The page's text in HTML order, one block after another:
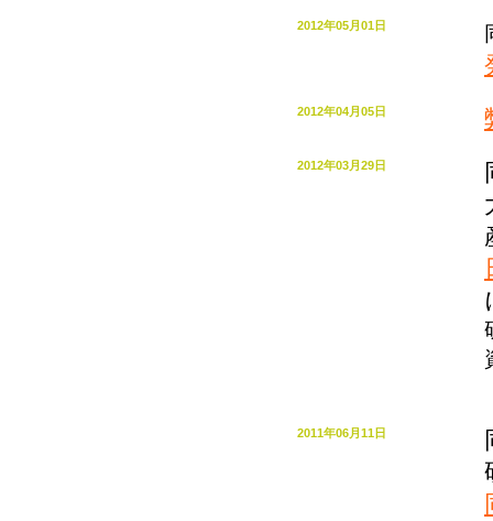
2012年05月01日
2012年04月05日
2012年03月29日
2011年06月11日